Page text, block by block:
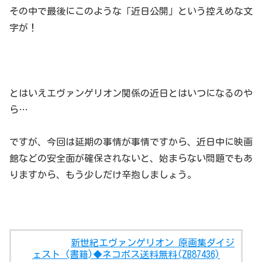
その中で最後にこのような「近日公開」という控えめな文
字が！
とはいえエヴァンゲリオン関係の近日とはいつになるのや
ら…
ですが、今回は延期の事情が事情ですから、近日中に映画
館などの安全面が確保されないと、始まらない問題でもあ
りますから、もう少しだけ辛抱しましょう。
新世紀エヴァンゲリオン 原画集ダイジ
ェスト (書籍)◆ネコポス送料無料(ZB87436)